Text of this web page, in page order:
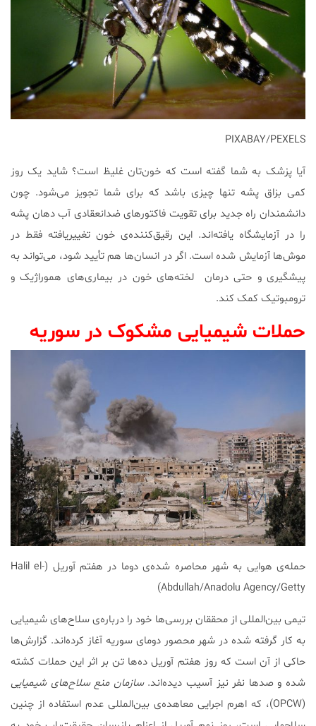
PIXABAY/PEXELS
آیا پزشک به شما گفته است که خون‌تان غلیظ است؟ شاید یک روز
کمی بزاق پشه تنها چیزی باشد که برای شما تجویز می‌شود. چون
دانشمندان راه جدید برای تقویت فاکتورهای ضدانعقادی آب دهان پشه
را در آزمایشگاه یافته‌اند. این رقیق‌کننده‌ی خون تغییریافته فقط در
موش‌ها آزمایش شده است. اگر در انسان‌ها هم تأیید شود، می‌تواند به
پیشگیری و حتی درمان لخته‌های خون در بیماری‌های هموراژیک و
ترومبوتیک کمک کند.
حملات شیمیایی مشکوک در سوریه
حمله‌ی هوایی به شهر محاصره شده‌ی دوما در هفتم آوریل (Halil el-
Abdullah/Anadolu Agency/Getty)
تیمی بین‌المللی از محققان بررسی‌ها خود را درباره‌ی سلاح‌های شیمیایی
به کار گرفته شده در شهر محصور دومای سوریه آغاز کرده‌اند. گزارش‌ها
حاکی از آن است که روز هفتم آوریل ده‌ها تن بر اثر این حملات کشته
شده و صدها نفر نیز آسیب دیده‌اند.سازمان منع سلاح‌های شیمیایی
(OPCW)، که اهرم اجرایی معاهده‌ی بین‌المللی عدم استفاده از چنین